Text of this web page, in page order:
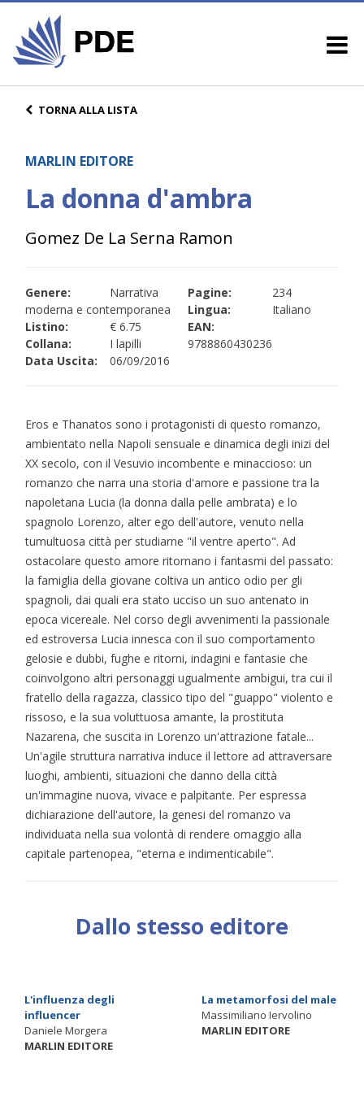
TORNA ALLA LISTA
MARLIN EDITORE
La donna d'ambra
Gomez De La Serna Ramon
Genere:
Narrativa
moderna e contemporanea
Listino:
€ 6.75
Collana:
I lapilli
Data Uscita:
06/09/2016
Pagine:
234
Lingua:
Italiano
EAN:
9788860430236
Eros e Thanatos sono i protagonisti di questo romanzo,
ambientato nella Napoli sensuale e dinamica degli inizi del
XX secolo, con il Vesuvio incombente e minaccioso: un
romanzo che narra una storia d'amore e passione tra la
napoletana Lucia (la donna dalla pelle ambrata) e lo
spagnolo Lorenzo, alter ego dell'autore, venuto nella
tumultuosa città per studiarne "il ventre aperto". Ad
ostacolare questo amore ritornano i fantasmi del passato:
la famiglia della giovane coltiva un antico odio per gli
spagnoli, dai quali era stato ucciso un suo antenato in
epoca vicereale. Nel corso degli avvenimenti la passionale
ed estroversa Lucia innesca con il suo comportamento
gelosie e dubbi, fughe e ritorni, indagini e fantasie che
coinvolgono altri personaggi ugualmente ambigui, tra cui il
fratello della ragazza, classico tipo del "guappo" violento e
rissoso, e la sua voluttuosa amante, la prostituta
Nazarena, che suscita in Lorenzo un'attrazione fatale...
Un'agile struttura narrativa induce il lettore ad attraversare
luoghi, ambienti, situazioni che danno della città
un'immagine nuova, vivace e palpitante. Per espressa
dichiarazione dell'autore, la genesi del romanzo va
individuata nella sua volontà di rendere omaggio alla
capitale partenopea, "eterna e indimenticabile".
Dallo stesso editore
L'influenza degli
influencer
Daniele Morgera
MARLIN EDITORE
La metamorfosi del male
Massimiliano Iervolino
MARLIN EDITORE